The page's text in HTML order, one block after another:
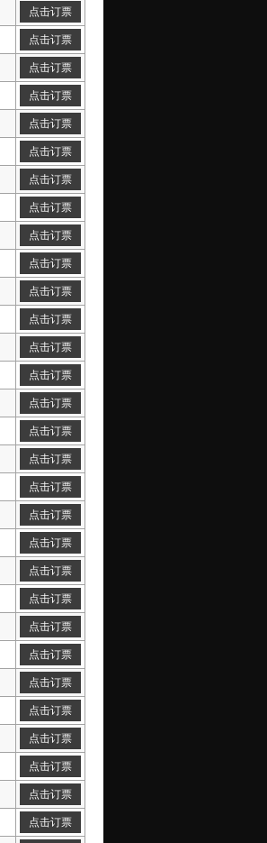
点击订票
点击订票
点击订票
点击订票
点击订票
点击订票
点击订票
点击订票
点击订票
点击订票
点击订票
点击订票
点击订票
点击订票
点击订票
点击订票
点击订票
点击订票
点击订票
点击订票
点击订票
点击订票
点击订票
点击订票
点击订票
点击订票
点击订票
点击订票
点击订票
点击订票